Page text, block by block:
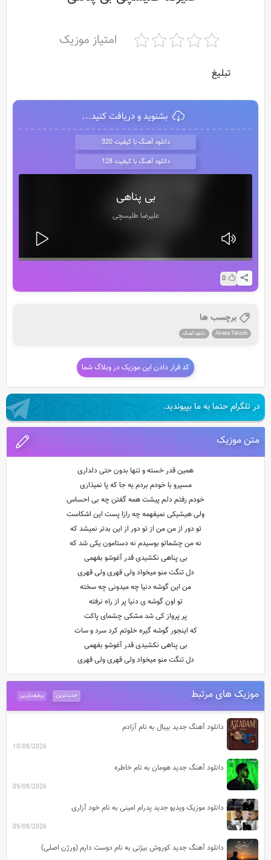
امتیاز موزیک
تبلیغ
بشنوید و دریافت کنید...
دانلود آهنگ با کیفیت 320
دانلود آهنگ با کیفیت 128
بی پناهی
علیرضا طلیسچی
0
برچسب ها
Alireza Talischi دانلود آهنگ
کد قرار دادن این موزیک در وبلاگ شما
در تلگرام حتما به ما بپیوندید.
متن موزیک
همین قدر خسته و تنها بدون حتی دلداری
مسیرو با خودم بردم یه جا که پا نمیذاری
خودم رفتم دلم پیشت همه گفتن چه بی احساس
ولی هیشیکی نمیفهمه چه رازا پست این اشکاست
تو دور از من من از تو دور از این بدتر نمیشد که
نه من چشماتو بوسیدم نه دستامون یکی شد که
بی پناهی نکشیدی قدر آغوشو بفهمی
دل تنگت منو میخواد ولی قهری ولی قهری
من این گوشه دنیا چه میدونی چه سخته
تو اون گوشه ی دنیا پر از راه نرفته
پر پرواز کی شد مشکی چشمای پاکت
که اینجور گوشه گیره خلوتم کرد سرد و سات
بی پناهی نکشیدی قدر آغوشو بفهمی
دل تنگت منو میخواد ولی قهری ولی قهری
موزیک های مرتبط پرطرفدارترین جدیدترین
دانلود آهنگ جدید بیبال به نام آزادم
10/08/2026
دانلود آهنگ جدید هومان به نام خاطره
09/08/2026
دانلود موزیک ویدیو جدید پدرام امینی به نام خود آزاری
09/08/2026
دانلود آهنگ جدید کوروش بیژنی به نام دوست دارم (ورژن اصلی)